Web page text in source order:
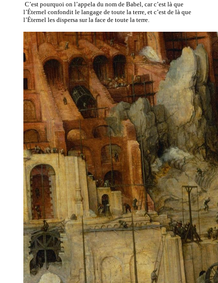
C’est pourquoi on l’appela du nom de Babel, car c’est là que
l’Éternel confondit le langage de toute la terre, et c’est de là que
l’Éternel les dispersa sur la face de toute la terre.